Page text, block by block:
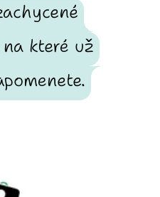
které už